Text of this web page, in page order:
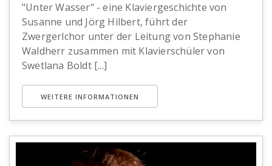
"Unter Wasser" - eine Klaviergeschichte von
Susanne und Jörg Hilbert, führt der
Zwergerlchor unter der Leitung von Stephanie
Waldherr zusammen mit Klavierschüler von
Swetlana Boldt [...]
WEITERE INFORMATIONEN